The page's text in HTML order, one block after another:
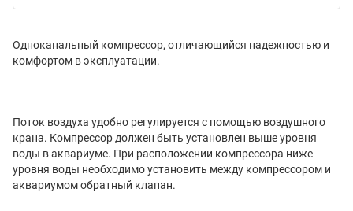
Одноканальный компрессор, отличающийся надежностью и
комфортом в эксплуатации.
Поток воздуха удобно регулируется с помощью воздушного
крана. Компрессор должен быть установлен выше уровня
воды в аквариуме. При расположении компрессора ниже
уровня воды необходимо установить между компрессором и
аквариумом обратный клапан.